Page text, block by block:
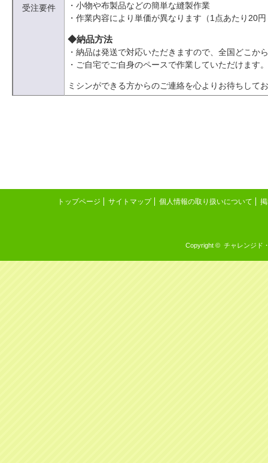
受注要件
・小物や布製品などの簡単な縫製作業
・作業内容により単価が異なります（1点あたり20
◆納品方法
・納品は発送で対応いただきますので、全国どこか
・ご自宅でご自身のペースで作業していただけます。
ミシンができる方からのご連絡を心よりお待ちして
トップページ サイトマップ 個人情報の取り扱いについて
Copyright © チャレンジド